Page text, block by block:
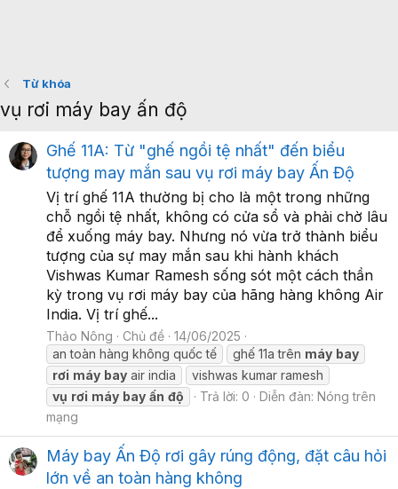
Từ khóa
vụ rơi máy bay ấn độ
Ghế 11A: Từ "ghế ngồi tệ nhất" đến biểu
tượng may mắn sau vụ rơi máy bay Ấn Độ
Vị trí ghế 11A thường bị cho là một trong những
chỗ ngồi tệ nhất, không có cửa sổ và phải chờ lâu
để xuống máy bay. Nhưng nó vừa trở thành biểu
tượng của sự may mắn sau khi hành khách
Vishwas Kumar Ramesh sống sót một cách thần
kỳ trong vụ rơi máy bay của hãng hàng không Air
India. Vị trí ghế...
Thảo Nông Chủ đề
14/06/2025
an toàn hàng không quốc tế
ghế 11a trên máy bay
rơi máy bay air india
vishwas kumar ramesh
vụ rơi máy bay ấn độ Trả lời: 0 Diễn đàn: Nóng trên
mạng
Máy bay Ấn Độ rơi gây rúng động, đặt câu hỏi
lớn về an toàn hàng không